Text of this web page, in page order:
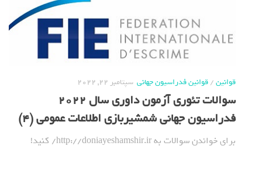
قوانین/قوانین فدراسیون جهانی سپتامبر 22, 2022
سوالات تئوری آزمون داوری سال 2022
فدراسیون جهانی شمشیربازی اطلاعات عمومی (4)
برای خواندن سوالات به http://doniayeshamshir.ir/ کنید!